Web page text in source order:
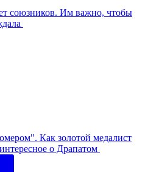
союзников. Им важно, чтобы
Как золотой медалист
о Драпатом